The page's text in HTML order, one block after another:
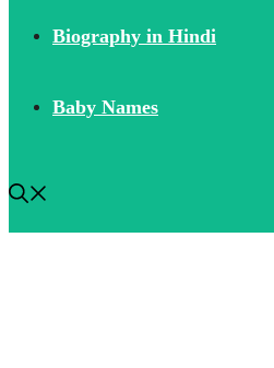
Biography in Hindi
Baby Names